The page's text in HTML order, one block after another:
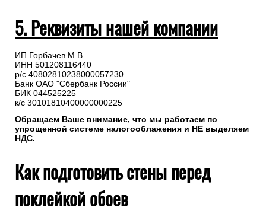
5. Реквизиты нашей компании
ИП Горбачев М.В.
ИНН 501208116440
р/с 40802810238000057230
Банк ОАО "Сбербанк России"
БИК 044525225
к/с 30101810400000000225
Обращаем Ваше внимание, что мы работаем по
упрощенной системе налогооблажения и НЕ выделяем
НДС.
Как подготовить стены перед
поклейкой обоев